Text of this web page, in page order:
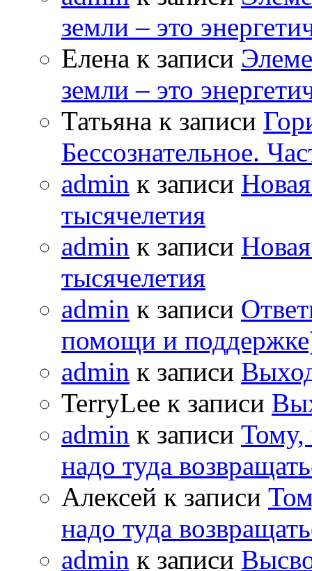
земли – это
Елена к записи
земли – это
Татьяна к записи
Бессознательное.
admin к записи
тысячелетия
admin к записи
тысячелетия
admin к записи
помощи и
admin к записи
TerryLee к записи
admin к записи Тому,
надо туда
Алексей к записи
надо туда
admin к записи